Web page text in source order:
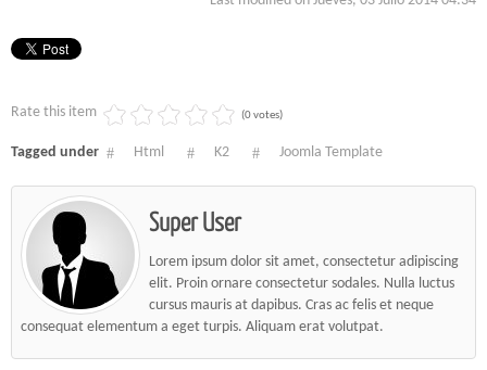
Rate this item (0 votes)
Tagged under Html K2 Joomla Template
Super User
Lorem ipsum dolor sit amet, consectetur adipiscing
elit. Proin ornare consectetur sodales. Nulla luctus
cursus mauris at dapibus. Cras ac felis et neque
consequat elementum a eget turpis. Aliquam erat volutpat.